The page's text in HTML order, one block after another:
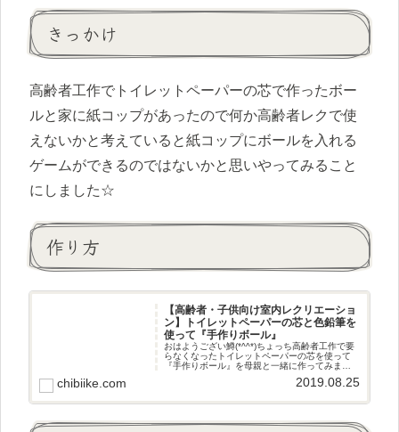
きっかけ
高齢者工作でトイレットペーパーの芯で作ったボー
ルと家に紙コップがあったので何か高齢者レクで使
えないかと考えていると紙コップにボールを入れる
ゲームができるのではないかと思いやってみること
にしました☆
作り方
【高齢者・子供向け室内レクリエーショ
ン】トイレットペーパーの芯と色鉛筆を
使って『手作りボール』
おはようござい鱒(*^^*)ちょっち高齢者工作で要
らなくなったトイレットペーパーの芯を使って
『手作りボール』を母親と一緒に作ってみまし
た(^^♪きっかけ家に捨てようと思っていたトイレ
ットペーパーの芯がたくさんあったので何か高
chibiike.com 2019.08.25